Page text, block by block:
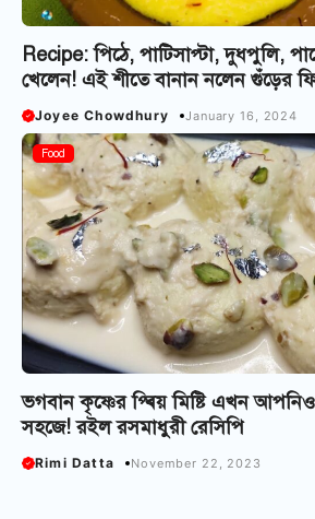
Recipe: পিঠে, পাটিসাপ্টা, দুধপুলি,
খেলেন! এই শীতে বানান নলেন গুঁড়ের
Joyee Chowdhury January 16, 2024
Food
ভগবান কৃষ্ণের প্ৰিয় মিষ্টি এখন
সহজে! রইল রসমাধুরী রেসিপি
Rimi Datta November 22, 2023